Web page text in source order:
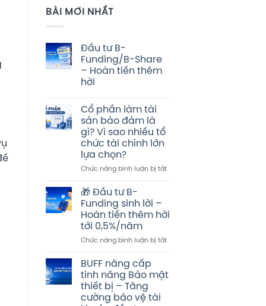
BÀI MỚI NHẤT
Đầu tư B-
Funding/B-Share
– Hoàn tiền thêm
hời
bình
luận
ở
Đầu
tư
B-
Funding/B-
–
tiền
thêm
hời
Cổ phần làm tài
sản bảo đảm là
gì? Vì sao nhiều tổ
chức tài chính lớn
lựa chọn?
Chức năng bình luận bị tắtở
sản
đảm
sao
🎁 Đầu tư B-
Funding sinh lời –
Hoàn tiền thêm hời
tới 0,5%/năm
Chức năng bình luận bị tắtở
tư
BUFF nâng cấp
tính năng Bảo mật
thiết bị – Tăng
cường bảo vệ tài